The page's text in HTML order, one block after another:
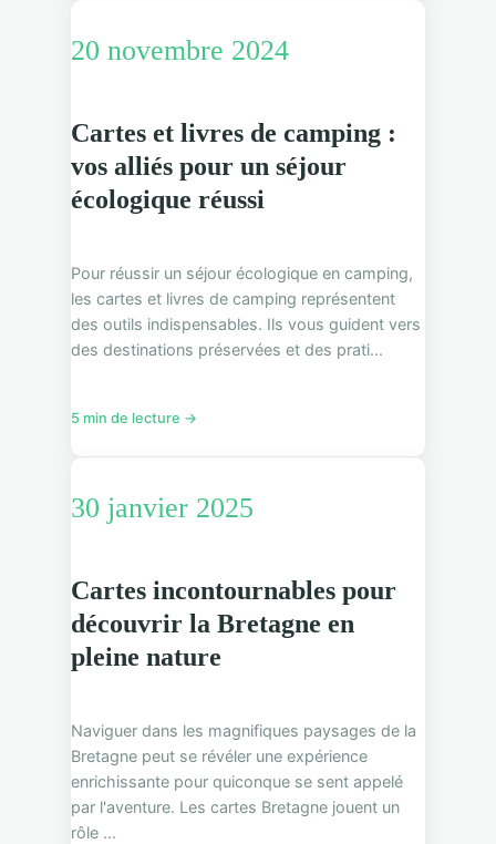
20 novembre 2024
Cartes et livres de camping :
vos alliés pour un séjour
écologique réussi
Pour réussir un séjour écologique en camping,
les cartes et livres de camping représentent
des outils indispensables. Ils vous guident vers
des destinations préservées et des prati...
5 min de lecture →
30 janvier 2025
Cartes incontournables pour
découvrir la Bretagne en
pleine nature
Naviguer dans les magnifiques paysages de la
Bretagne peut se révéler une expérience
enrichissante pour quiconque se sent appelé
par l'aventure. Les cartes Bretagne jouent un
rôle ...